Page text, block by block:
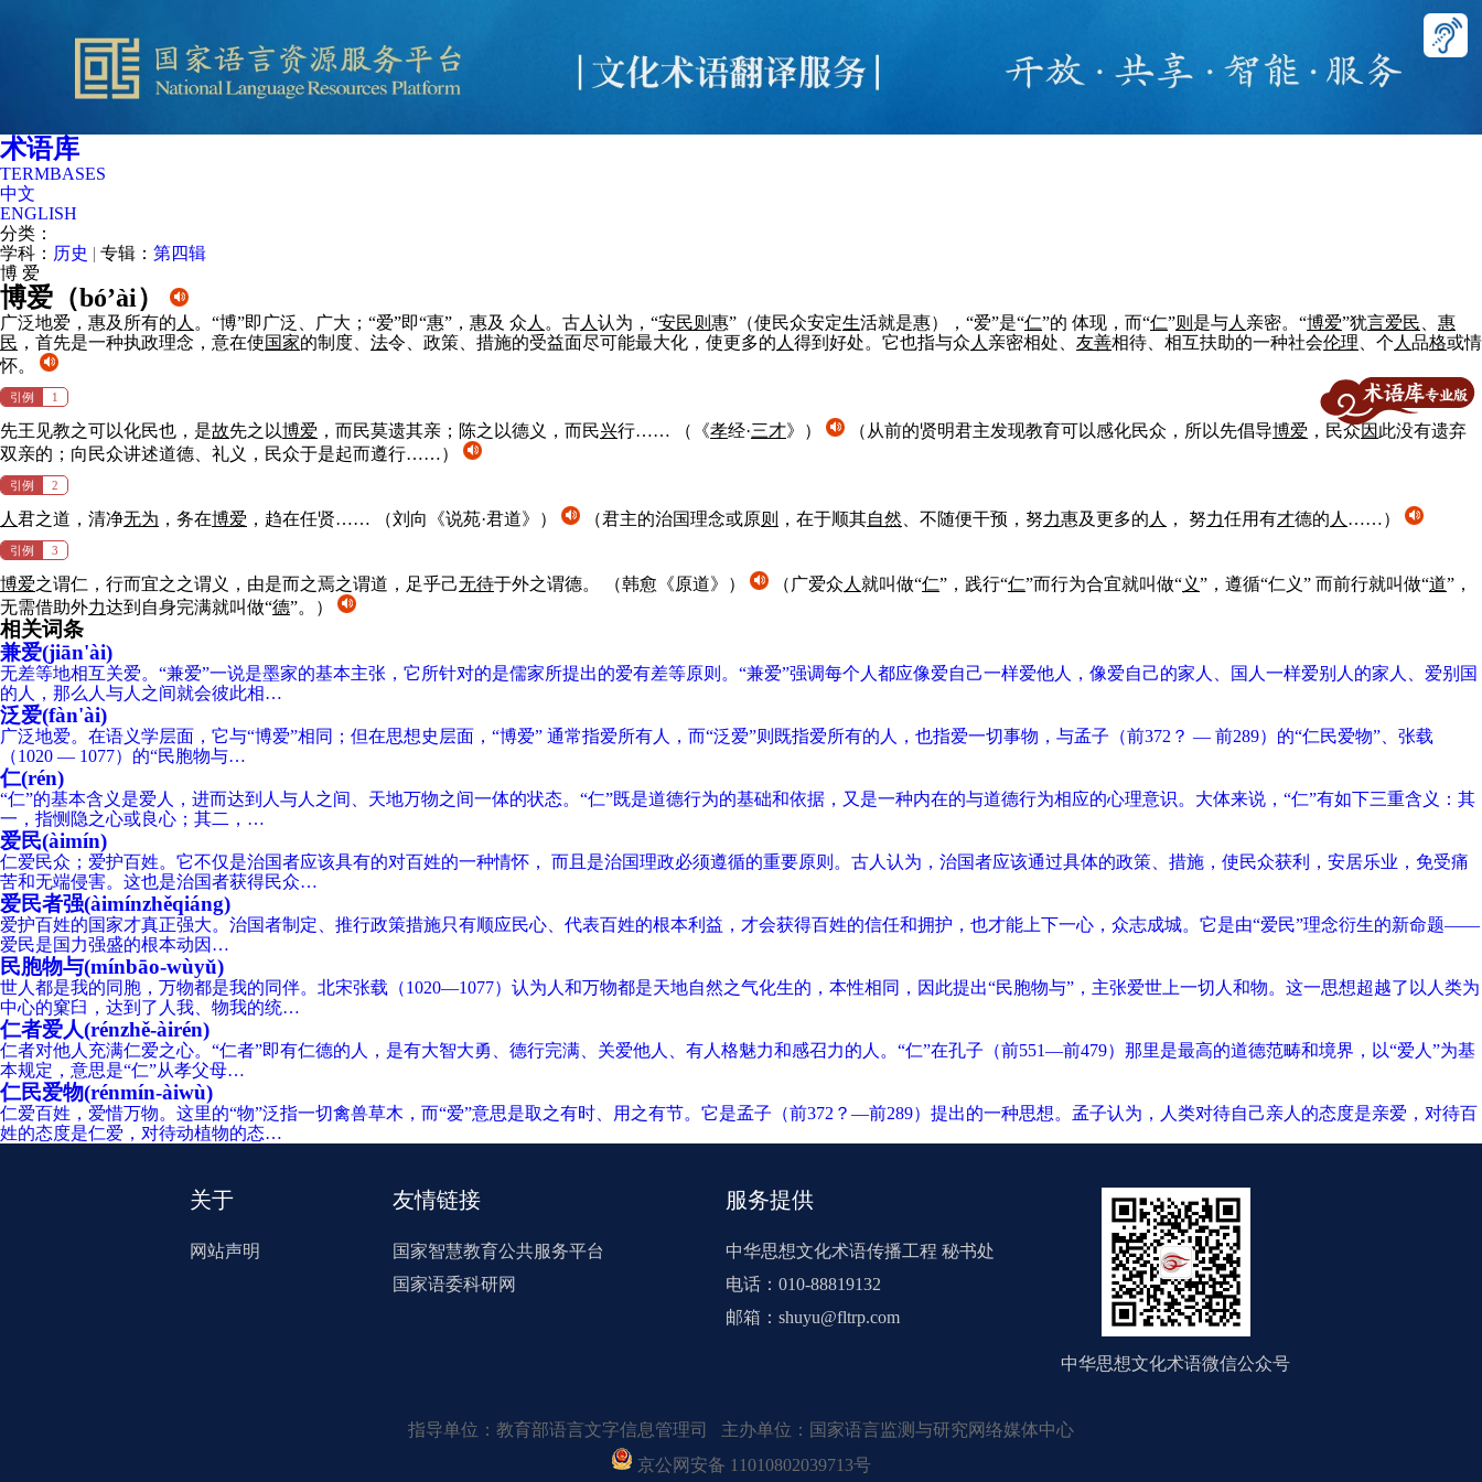
术语库
TERMBASES
中文
ENGLISH
分类：
学科： 历史 | 专辑： 第四辑
博 爱
博爱（bó’ài）
广泛地爱，惠及所有的 人 。“博”即广泛、广大；“爱”即“惠”，惠及 众 人 。古人 认为，“安民则 惠”（使民众安定生活就是惠），“爱”是“仁”的 体现，而“仁”则 是与人 亲密。“博爱”犹言爱民
惠
民 ，首先是一种执政理念，意在使国家的制度、 法令、政策、措施的受益面尽可能最大化，使更多的 人 得到好处。它也指与众 人 亲密相处、 友善相待、相互扶助的一种社会伦理 、个 人 品格或情
怀。
引例 1
先王见教之可以化民也，是故先之以博爱 ，而民莫遗其亲；陈之以德义，而民兴行…… （《孝经·三才》） （从前的贤明君主发现教育可以感化民众，所以先倡导博爱 ，民众因 此没有遗弃
双亲的；向民众讲述道德、礼义，民众于是起而遵行……）
引例 2
人 君之道，清净无为 ，务在博爱 ，趋在任贤…… （刘向《说苑·君道》） （君主的治国理念或原则 ，在于顺其自然 、不随便干预，努力惠及更多的 人 ， 努力任用有才德的 人 ……）
引例 3
博爱之谓仁，行而宜之之谓义，由是而之焉之谓道，足乎己无待于外之谓德。 （韩愈《原道》） （广爱众 人 就叫做“仁”，践行“仁”而行为合宜就叫做“义”，遵循“仁义” 而前行就叫做“道”，
无需借助外力达到自身完满就叫做“德”。）
相关词条
兼爱(jiān'ài)
无差等地相互关爱。“兼爱”一说是墨家的基本主张，它所针对的是儒家所提出的爱有差等原则。“兼爱”强调每个人都应像爱自己一样爱他人，像爱自己的家人、国人一样爱别人的家人、爱别国
的人，那么人与人之间就会彼此相…
泛爱(fàn'ài)
广泛地爱。在语义学层面，它与“博爱”相同；但在思想史层面，“博爱” 通常指爱所有人，而“泛爱”则既指爱所有的人，也指爱一切事物，与孟子（前372？ — 前289）的“仁民爱物”、张载
（1020 — 1077）的“民胞物与…
仁(rén)
“仁”的基本含义是爱人，进而达到人与人之间、天地万物之间一体的状态。“仁”既是道德行为的基础和依据，又是一种内在的与道德行为相应的心理意识。大体来说，“仁”有如下三重含义：其
一，指恻隐之心或良心；其二，…
爱民(àimín)
仁爱民众；爱护百姓。它不仅是治国者应该具有的对百姓的一种情怀， 而且是治国理政必须遵循的重要原则。古人认为，治国者应该通过具体的政策、措施，使民众获利，安居乐业，免受痛
苦和无端侵害。这也是治国者获得民众…
爱民者强(àimínzhěqiáng)
爱护百姓的国家才真正强大。治国者制定、推行政策措施只有顺应民心、代表百姓的根本利益，才会获得百姓的信任和拥护，也才能上下一心，众志成城。它是由“爱民”理念衍生的新命题——
爱民是国力强盛的根本动因…
民胞物与(mínbāo-wùyǔ)
世人都是我的同胞，万物都是我的同伴。北宋张载（1020—1077）认为人和万物都是天地自然之气化生的，本性相同，因此提出“民胞物与”，主张爱世上一切人和物。这一思想超越了以人类为
中心的窠臼，达到了人我、物我的统…
仁者爱人(rénzhě-àirén)
仁者对他人充满仁爱之心。“仁者”即有仁德的人，是有大智大勇、德行完满、关爱他人、有人格魅力和感召力的人。“仁”在孔子（前551—前479）那里是最高的道德范畴和境界，以“爱人”为基
本规定，意思是“仁”从孝父母…
仁民爱物(rénmín-àiwù)
仁爱百姓，爱惜万物。这里的“物”泛指一切禽兽草木，而“爱”意思是取之有时、用之有节。它是孟子（前372？—前289）提出的一种思想。孟子认为，人类对待自己亲人的态度是亲爱，对待百
姓的态度是仁爱，对待动植物的态…
关于
网站声明
友情链接
国家智慧教育公共服务平台
国家语委科研网
服务提供
中华思想文化术语传播工程 秘书处
电话：010-88819132
邮箱：shuyu@fltrp.com
中华思想文化术语微信公众号
指导单位：教育部语言文字信息管理司 主办单位：国家语言监测与研究网络媒体中心
京公网安备 11010802039713号